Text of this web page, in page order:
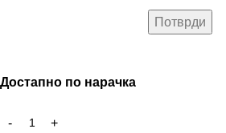
Достапно по нарачка